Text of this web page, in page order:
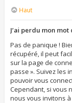
Haut
J’ai perdu mon mot
Pas de panique !
récupéré, il peut
sur la page de
passe ». Suivez les
pouvoir vous
Cependant, si vous
nous vous invitons